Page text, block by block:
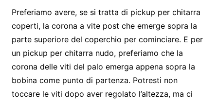
Preferiamo avere, se si tratta di pickup per chitarra
coperti, la corona a vite post che emerge sopra la
parte superiore del coperchio per cominciare. E per
un pickup per chitarra nudo, preferiamo che la
corona delle viti del palo emerga appena sopra la
bobina come punto di partenza. Potresti non
toccare le viti dopo aver regolato l’altezza, ma ci